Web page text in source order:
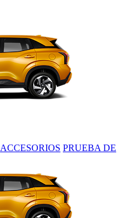
ACCESORIOS PRUEBA DE